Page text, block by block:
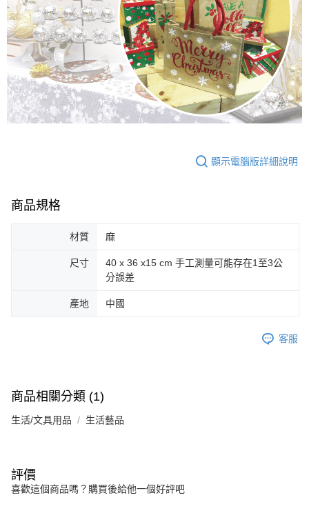
３．未成年的使用者請事先徵得法定代理人或監護人之同意方可使用
「AFTEE先享後付」，若未經同意申辦者引起之損失，本公司不負相關責
任。
４．使用「AFTEE先享後付」時，將依據個別帳號之用戶狀況，依本公司即
時審查核予不同之上限額度；若仍有額度不足之情形，本公司將視審查結果
請求用戶進行身份認證。
５．嚴禁一人註冊多個帳號或使用他人資訊註冊。若發現惡意使用之情形，
恩沛科技股份有限公司將有權停止該用戶之使用額度並採取法律行動。
顯示電腦版詳細說明
商品規格
材質 麻
尺寸
40 x 36 x15 cm 手工測量可能存在1至3公
分誤差
產地 中國
客服
商品相關分類 (1)
生活/文具用品 生活藝品
評價
喜歡這個商品嗎？購買後給他一個好評吧